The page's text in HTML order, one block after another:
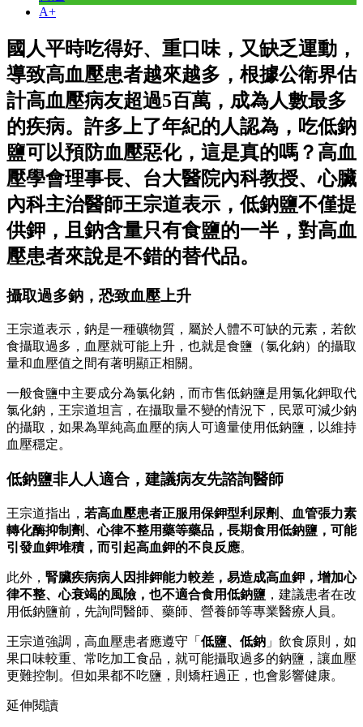
A+
國人平時吃得好、重口味，又缺乏運動，
導致高血壓患者越來越多，根據公衛界估
計高血壓病友超過5百萬，成為人數最多
的疾病。許多上了年紀的人認為，吃低鈉
鹽可以預防血壓惡化，這是真的嗎？高血
壓學會理事長、台大醫院內科教授、心臟
內科主治醫師王宗道表示，低鈉鹽不僅提
供鉀，且鈉含量只有食鹽的一半，對高血
壓患者來說是不錯的替代品。
攝取過多鈉，恐致血壓上升
王宗道表示，鈉是一種礦物質，屬於人體不可缺的元素，若飲
食攝取過多，血壓就可能上升，也就是食鹽（氯化鈉）的攝取
量和血壓值之間有著明顯正相關。
一般食鹽中主要成分為氯化鈉，而市售低鈉鹽是用氯化鉀取代
氯化鈉，王宗道坦言，在攝取量不變的情況下，民眾可減少鈉
的攝取，如果為單純高血壓的病人可適量使用低鈉鹽，以維持
血壓穩定。
低鈉鹽非人人適合，建議病友先諮詢醫師
王宗道指出， 若高血壓患者正服用保鉀型利尿劑、血管張力素
轉化酶抑制劑、心律不整用藥等藥品，長期食用低鈉鹽，可能
引發血鉀堆積，而引起高血鉀的不良反應。
此外， 腎臟疾病病人因排鉀能力較差，易造成高血鉀，增加心
律不整、心衰竭的風險，也不適合食用低鈉鹽 ，建議患者在改
用低鈉鹽前，先詢問醫師、藥師、營養師等專業醫療人員。
王宗道強調，高血壓患者應遵守「 低鹽、低鈉 」飲食原則，如
果口味較重、常吃加工食品，就可能攝取過多的鈉鹽，讓血壓
更難控制。但如果都不吃鹽，則矯枉過正，也會影響健康。
延伸閱讀